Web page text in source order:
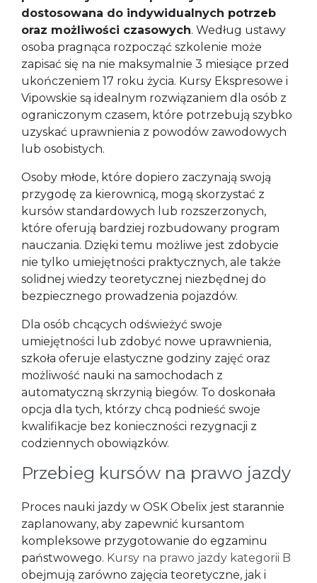
dostosowana do indywidualnych potrzeb
oraz możliwości czasowych. Według ustawy
osoba pragnąca rozpocząć szkolenie może
zapisać się na nie maksymalnie 3 miesiące przed
ukończeniem 17 roku życia. Kursy Ekspresowe i
Vipowskie są idealnym rozwiązaniem dla osób z
ograniczonym czasem, które potrzebują szybko
uzyskać uprawnienia z powodów zawodowych
lub osobistych.
Osoby młode, które dopiero zaczynają swoją
przygodę za kierownicą, mogą skorzystać z
kursów standardowych lub rozszerzonych,
które oferują bardziej rozbudowany program
nauczania. Dzięki temu możliwe jest zdobycie
nie tylko umiejętności praktycznych, ale także
solidnej wiedzy teoretycznej niezbędnej do
bezpiecznego prowadzenia pojazdów.
Dla osób chcących odświeżyć swoje
umiejętności lub zdobyć nowe uprawnienia,
szkoła oferuje elastyczne godziny zajęć oraz
możliwość nauki na samochodach z
automatyczną skrzynią biegów. To doskonała
opcja dla tych, którzy chcą podnieść swoje
kwalifikacje bez konieczności rezygnacji z
codziennych obowiązków.
Przebieg kursów na prawo jazdy
Proces nauki jazdy w OSK Obelix jest starannie
zaplanowany, aby zapewnić kursantom
kompleksowe przygotowanie do egzaminu
państwowego. Kursy na prawo jazdy kategorii B
obejmują zarówno zajęcia teoretyczne, jak i